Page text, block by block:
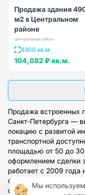
Продажа здания
м2 в Центральном
районе
Центральный район
4900 кв.м.
104,082 ₽ кв.м.
Продажа встроенных
Санкт-Петербурга —
локацию с развитой
транспортной
площадью от 50 до
оформлением сделки
работает с 2009
обеспечивает
сопровождение. Для
Мы